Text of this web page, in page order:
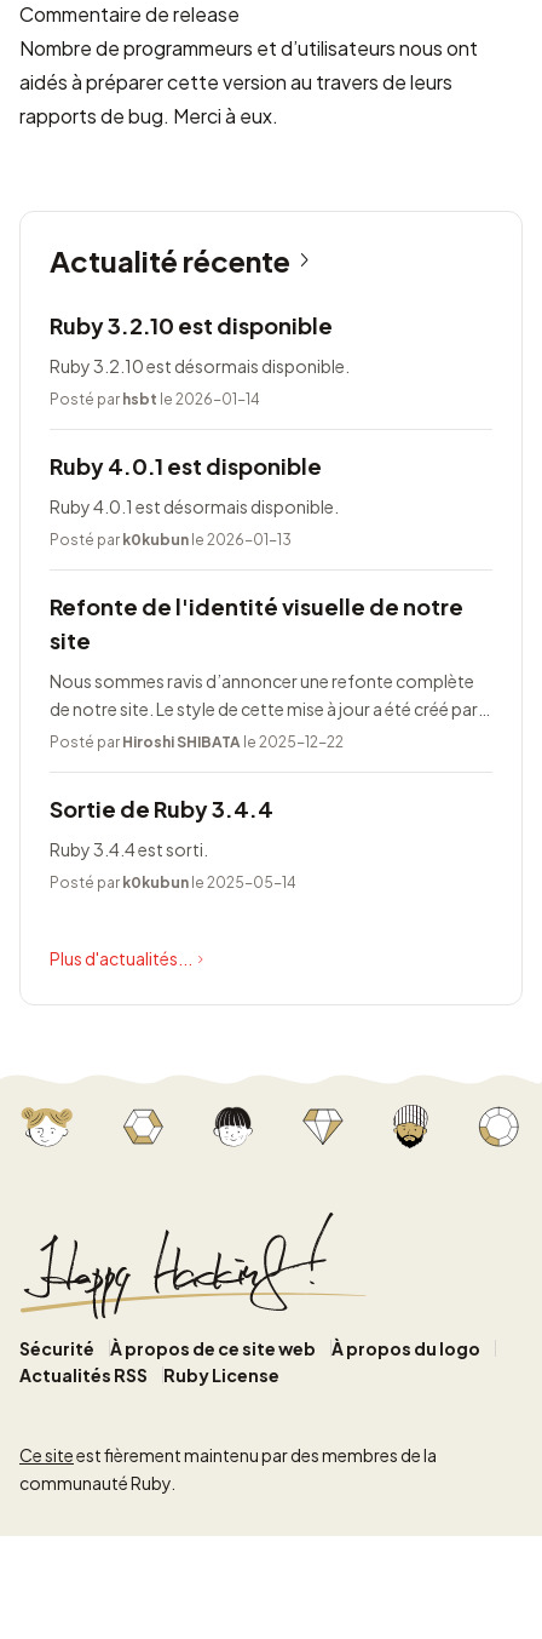
Commentaire de release
Nombre de programmeurs et d’utilisateurs nous ont
aidés à préparer cette version au travers de leurs
rapports de bug. Merci à eux.
Actualité récente
Ruby 3.2.10 est disponible
Ruby 3.2.10 est désormais disponible.
Posté par hsbt le 2026-01-14
Ruby 4.0.1 est disponible
Ruby 4.0.1 est désormais disponible.
Posté par k0kubun le 2026-01-13
Refonte de l'identité visuelle de notre
site
Nous sommes ravis d’annoncer une refonte complète
de notre site. Le style de cette mise à jour a été créé par
Taeko Akatsuka.
Posté par Hiroshi SHIBATA le 2025-12-22
Sortie de Ruby 3.4.4
Ruby 3.4.4 est sorti.
Posté par k0kubun le 2025-05-14
Plus d'actualités...
Sécurité À propos de ce site web
À propos du logo
Actualités RSS
Ruby License
Ce siteest fièrement maintenu par des membres de la
communauté Ruby.